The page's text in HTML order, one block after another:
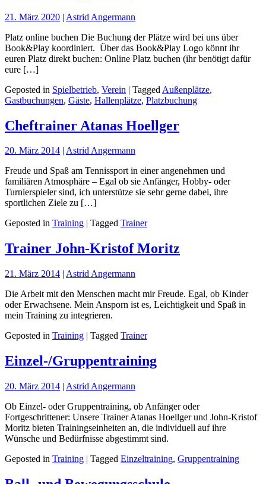
21. März 2020 | Astrid Angermann
Platz online buchen Die Buchung der Plätze wird bei uns über
Book&Play koordiniert. Über das Book&Play Logo könnt ihr
euren Platz direkt buchen: Online Platz buchen (ihr benötigt dafür
eure […]
Geposted in Spielbetrieb, Verein | Tagged Außenplätze,
Gastbuchungen, Gäste, Hallenplätze, Platzbuchung
Cheftrainer Atanas Hoellger
20. März 2014 Astrid Angermann
Freude und Spaß am Tennissport in einer angenehmen und
familiären Atmosphäre – Egal ob sie Anfänger, Hobby- oder
Turnierspieler sind, ich unterstütze sie sehr gerne dabei, ihre
sportlichen Ziele zu […]
Geposted in Training | Tagged Trainer
Trainer John-Kristof Moritz
21. März 2014 | Astrid Angermann
Die Arbeit mit den Menschen macht mir Freude. Egal, ob Kinder
oder Erwachsene. Mein Ansporn ist es, Leichtigkeit und Spaß in
mein Training zu integrieren.
Geposted in Training | Tagged Trainer
Einzel-/Gruppentraining
20. März 2014 | Astrid Angermann
Ob Einzel- oder Gruppentraining, ob Anfänger oder
Fortgeschrittener: Unsere Trainer Atanas Hoellger und John-Kristof
Moritz bieten Trainingseinheiten an, die individuell auf ihre
Wünsche und Bedürfnisse abgestimmt sind.
Geposted in Training | Tagged Einzeltraining, Gruppentraining